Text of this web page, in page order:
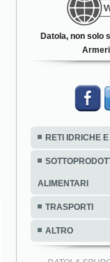
Datola, non solo
RETI IDRICHE
ALIMENTARI
TRASPORTI
ALTRO